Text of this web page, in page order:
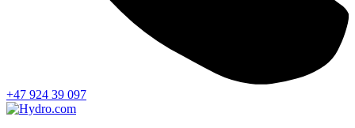
+47 924 39 097